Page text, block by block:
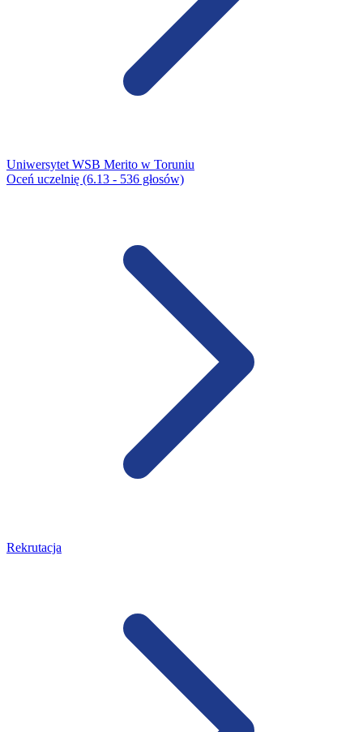
Uniwersytet WSB Merito w Toruniu
Oceń uczelnię (6.13 - 536 głosów)
Rekrutacja